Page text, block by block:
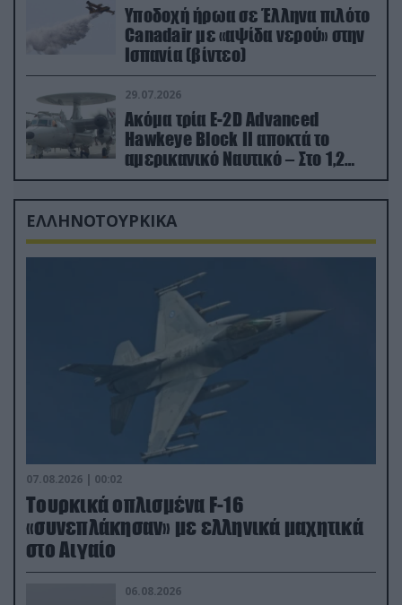
Υποδοχή ήρωα σε Έλληνα πιλότο
Canadair με «αψίδα νερού» στην
Ισπανία (βίντεο)
29.07.2026
Ακόμα τρία E-2D Advanced
Hawkeye Block II αποκτά το
αμερικανικό Ναυτικό – Στο 1,2
δισ.δολάρια το κόστος
ΕΛΛΗΝΟΤΟΥΡΚΙΚΑ
07.08.2026 | 00:02
Τουρκικά οπλισμένα F-16
«συνεπλάκησαν» με ελληνικά μαχητικά
στο Αιγαίο
06.08.2026